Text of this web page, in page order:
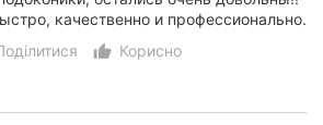
качественно и профессионально.
thumb_up_alt
Корисно